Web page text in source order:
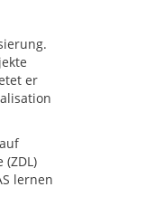
er
lernen